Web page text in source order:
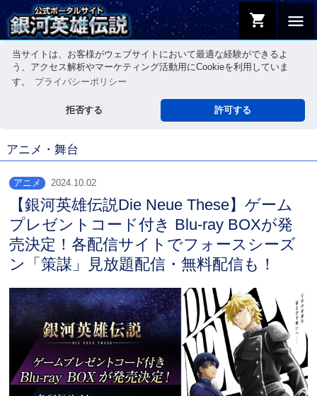
当サイトは、お客様がウェブサイトにおいて最適な経験ができるよ
う、アクセス解析やマーケティング活動用にCookieを利用していま
す。
プライバシーポリシー
拒否する 許可する
menu
shopping_cart
アニメ・舞台
アニメ 2024.10.02
【銀河英雄伝説Die Neue These】ゲーム
プレゼントコード付き Blu-ray BOXが発
売決定！各配信サイトでフォースシーズ
ン「策謀」見放題配信・無料配信も！